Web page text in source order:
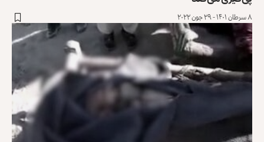
۸ سرطان ۱۴۰۱ - ۲۹ جون ۲۰۲۲